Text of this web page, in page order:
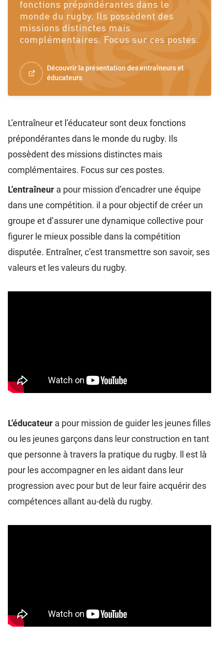
fonctions prépondérantes dans le
monde du rugby. Ils possèdent des
missions distinctes mais
complémentaires. Focus sur ces postes.
Découvrir la présentation des entraîneurs et
éducateurs
L’entraîneur et l’éducateur sont deux fonctions
prépondérantes dans le monde du rugby. Ils
possèdent des missions distinctes mais
complémentaires. Focus sur ces postes.
L’entraîneur a pour mission d’encadrer une équipe
dans une compétition. il a pour objectif de créer un
groupe et d’assurer une dynamique collective pour
figurer le mieux possible dans la compétition
disputée. Entraîner, c’est transmettre son savoir, ses
valeurs et les valeurs du rugby.
L’éducateur a pour mission de guider les jeunes filles
ou les jeunes garçons dans leur construction en tant
que personne à travers la pratique du rugby. ll est là
pour les accompagner en les aidant dans leur
progression avec pour but de leur faire acquérir des
compétences allant au-delà du rugby.